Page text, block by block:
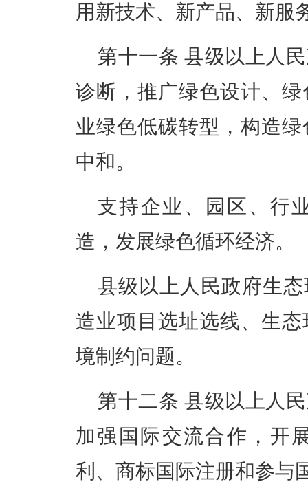
用新技术、新产品、新服
第十一条 县级以上人
诊断，推广绿色设计、
业绿色低碳转型，构造
中和。
支持企业、园区、行
造，发展绿色循环经济。
县级以上人民政府生
造业项目选址选线、生
境制约问题。
第十二条 县级以上人
加强国际交流合作，开
利、商标国际注册和参与